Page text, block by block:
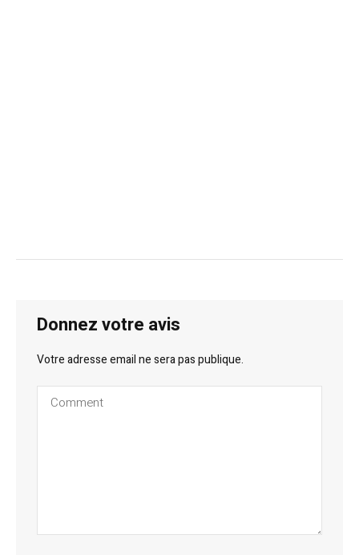
Donnez votre avis
Votre adresse email ne sera pas publique.